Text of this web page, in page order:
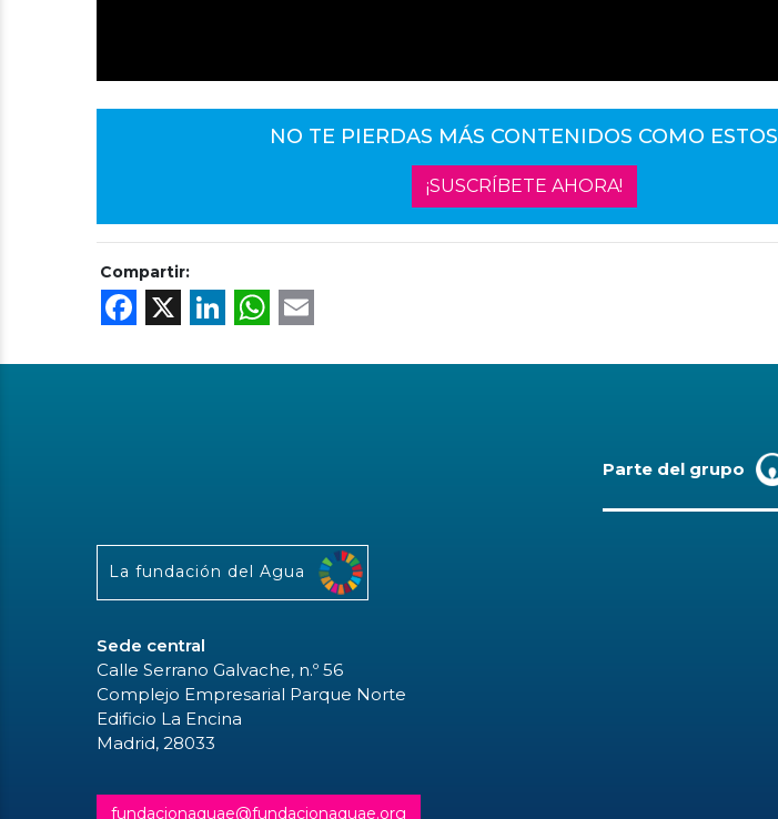
NO TE PIERDAS MÁS CONTENIDOS COMO ESTOS
¡SUSCRÍBETE AHORA!
Compartir:
Facebook
X LinkedIn
WhatsApp
Parte del grupo
La fundación del Agua
Sede central
Calle Serrano Galvache, n.º 56
Complejo Empresarial Parque Norte
Edificio La Encina
Madrid, 28033
fundacionaquae@fundacionaquae.org